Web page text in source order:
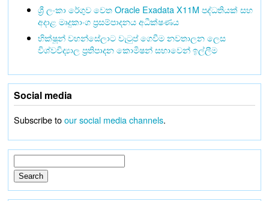
ශ්‍රී ලංකා රේගුව වෙත Oracle Exadata X11M පද්ධතියක් සහ
අදාළ මෘදුකාංග ප්‍රසම්පාදනය අධීක්ෂණය
භික්ෂූන් වහන්සේලාට වැටුප් ගෙවීම නවතාලන ලෙස
විශ්වවිද්‍යාල ප්‍රතිපාදන කොමිෂන් සභාවෙන් ඉල්ලීම
Social media
Subscribe toour social media channels.